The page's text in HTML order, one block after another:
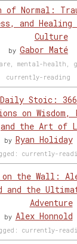
of Normal:
and
Culture
by Gabor Maté
mental-health,
currently-reading
Daily Stoic: 366
on Wisdom,
and the Art of
by Ryan Holiday
currently-
on the Wall:
and the
Adventure
by Alex Honnold
currently-